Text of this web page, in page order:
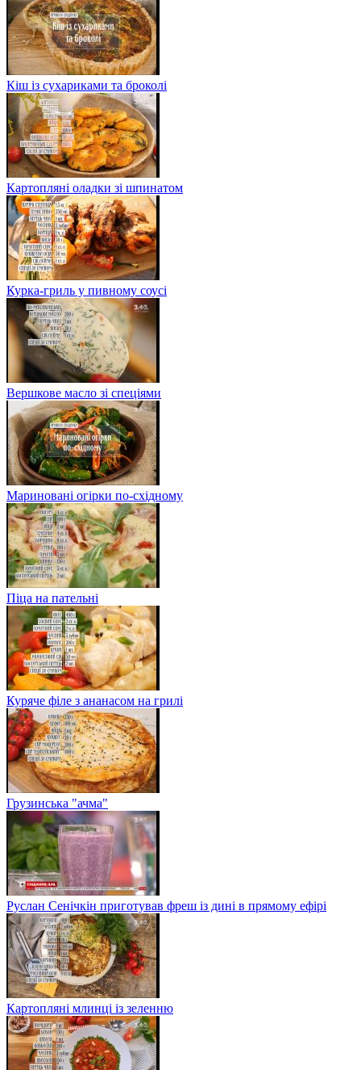
Кіш із сухариками та броколі
Картопляні оладки зі шпинатом
Курка-гриль у пивному соусі
Вершкове масло зі спеціями
Мариновані огірки по-східному
Піца на пательні
Куряче філе з ананасом на грилі
Грузинська "ачма"
Руслан Сенічкін приготував фреш із дині в прямому ефірі
Картопляні млинці із зеленню